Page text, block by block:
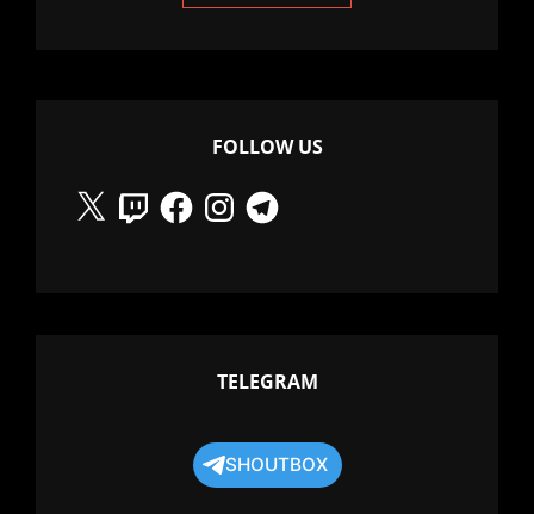
FOLLOW US
X
TwitchFacebookInstagramTelegram
TELEGRAM
SHOUTBOX